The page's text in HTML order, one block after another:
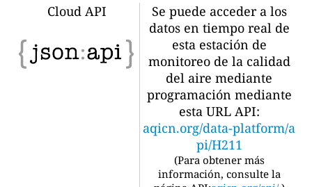
Cloud API
Se puede acceder a los
datos en tiempo real de
esta estación de
monitoreo de la calidad
del aire mediante
programación mediante
esta URL API:
aqicn.org/data-platform/a
pi/H211
(Para obtener más
información, consulte la